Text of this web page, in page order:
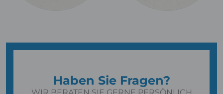
Haben Sie Fragen?